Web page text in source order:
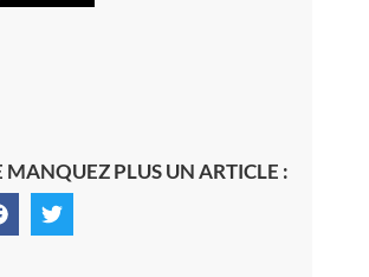
MANQUEZ PLUS UN ARTICLE :